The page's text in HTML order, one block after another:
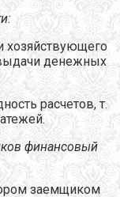
хозяйствующего
денежных
расчетов, т.
финансовый
заемщиком